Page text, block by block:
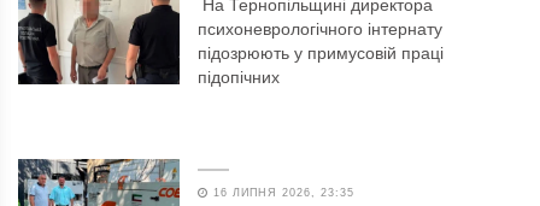
На Тернопільщині директора
психоневрологічного інтернату
підозрюють у примусовій праці
підопічних
16 ЛИПНЯ 2026, 23:35